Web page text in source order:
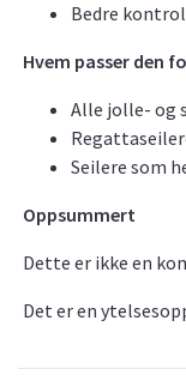
Bedre
Hvem passer den
Alle jolle- og
Seilere som
Oppsummert
Dette er ikke en
Det er en